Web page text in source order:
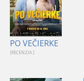
PO VEČIERKE
[RECENZIA ]